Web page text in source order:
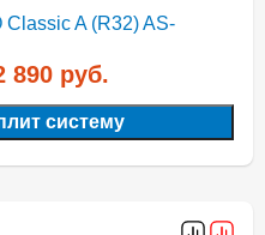
890руб.
систему